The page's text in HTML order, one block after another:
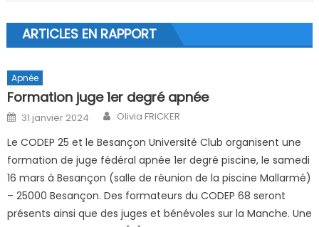
ARTICLES EN RAPPORT
Apnée
Formation juge 1er degré apnée
Posted on
31 janvier 2024 Author
Olivia FRICKER
Le CODEP 25 et le Besançon Université Club organisent une
formation de juge fédéral apnée 1er degré piscine, le samedi
16 mars à Besançon (salle de réunion de la piscine Mallarmé)
– 25000 Besançon. Des formateurs du CODEP 68 seront
présents ainsi que des juges et bénévoles sur la Manche. Une